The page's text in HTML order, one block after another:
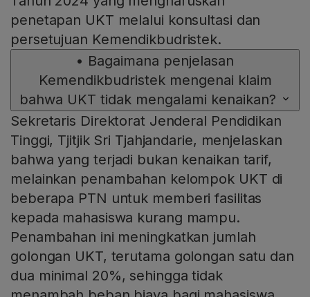
penetapan UKT melalui konsultasi dan
persetujuan Kemendikbudristek.
• Bagaimana penjelasan
Kemendikbudristek mengenai klaim
bahwa UKT tidak mengalami kenaikan?
Sekretaris Direktorat Jenderal Pendidikan
Tinggi, Tjitjik Sri Tjahjandarie, menjelaskan
bahwa yang terjadi bukan kenaikan tarif,
melainkan penambahan kelompok UKT di
beberapa PTN untuk memberi fasilitas
kepada mahasiswa kurang mampu.
Penambahan ini meningkatkan jumlah
golongan UKT, terutama golongan satu dan
dua minimal 20%, sehingga tidak